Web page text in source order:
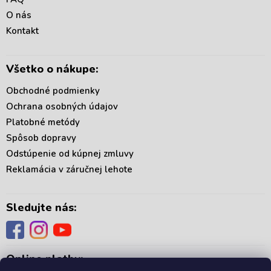
O nás
Kontakt
Všetko o nákupe:
Obchodné podmienky
Ochrana osobných údajov
Platobné metódy
Spôsob dopravy
Odstúpenie od kúpnej zmluvy
Reklamácia v záručnej lehote
Sledujte nás:
Online platby: